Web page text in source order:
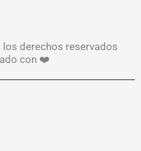
derechos reservados
con ❤️